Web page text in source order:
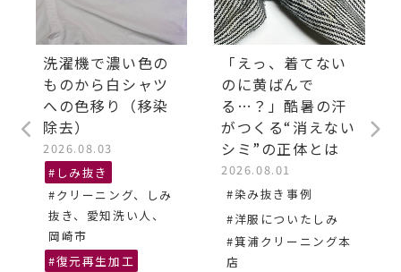
洗濯機で濃い色の
ものから白シャツ
への色移り（移染
除去）
2026.08.03
#しみ抜き
#クリーニング、しみ
抜き、愛知洗い人、
岡崎市
#復元再生加工
「えっ、着てない
のに黄ばんで
る…？」酷暑の汗
がつくる“消えない
シミ”の正体とは
2026.08.01
#染み抜き事例
#洋服についたしみ
#箕浦クリーニング本
店